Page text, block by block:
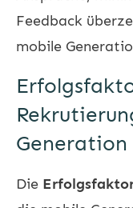
Feedback
mobile
Generation
Die